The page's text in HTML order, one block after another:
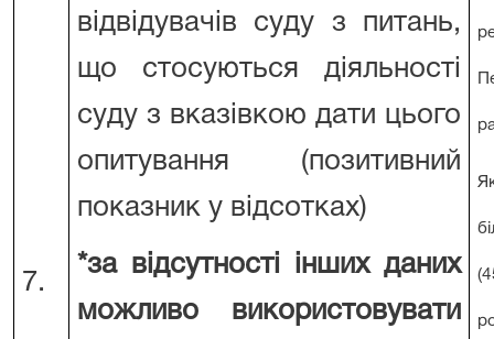
7.
відвідувачів суду з питань,
що стосуються діяльності
суду з вказівкою дати цього
опитування (позитивний
показник у відсотках)
*за відсутності інших даних
можливо використовувати